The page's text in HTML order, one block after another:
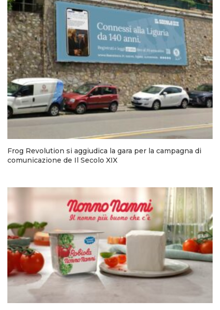
Frog Revolution si aggiudica la gara per la campagna di
comunicazione de Il Secolo XIX